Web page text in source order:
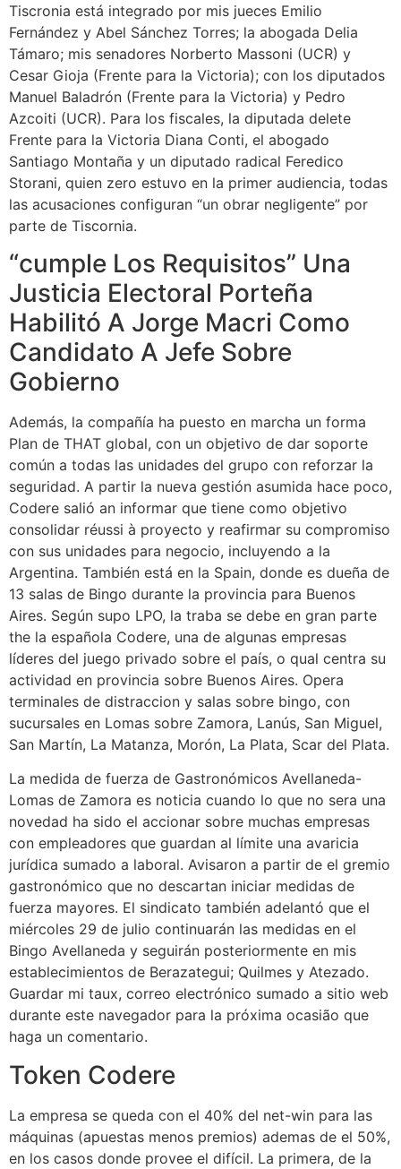
Tiscronia está integrado por mis jueces Emilio
Fernández y Abel Sánchez Torres; la abogada Delia
Támaro; mis senadores Norberto Massoni (UCR) y
Cesar Gioja (Frente para la Victoria); con los diputados
Manuel Baladrón (Frente para la Victoria) y Pedro
Azcoiti (UCR). Para los fiscales, la diputada delete
Frente para la Victoria Diana Conti, el abogado
Santiago Montaña y un diputado radical Feredico
Storani, quien zero estuvo en la primer audiencia, todas
las acusaciones configuran “un obrar negligente” por
parte de Tiscornia.
“cumple Los Requisitos” Una
Justicia Electoral Porteña
Habilitó A Jorge Macri Como
Candidato A Jefe Sobre
Gobierno
Además, la compañía ha puesto en marcha un forma
Plan de THAT global, con un objetivo de dar soporte
común a todas las unidades del grupo con reforzar la
seguridad. A partir la nueva gestión asumida hace poco,
Codere salió an informar que tiene como objetivo
consolidar réussi à proyecto y reafirmar su compromiso
con sus unidades para negocio, incluyendo a la
Argentina. También está en la Spain, donde es dueña de
13 salas de Bingo durante la provincia para Buenos
Aires. Según supo LPO, la traba se debe en gran parte
the la española Codere, una de algunas empresas
líderes del juego privado sobre el país, o qual centra su
actividad en provincia sobre Buenos Aires. Opera
terminales de distraccion y salas sobre bingo, con
sucursales en Lomas sobre Zamora, Lanús, San Miguel,
San Martín, La Matanza, Morón, La Plata, Scar del Plata.
La medida de fuerza de Gastronómicos Avellaneda-
Lomas de Zamora es noticia cuando lo que no sera una
novedad ha sido el accionar sobre muchas empresas
con empleadores que guardan al límite una avaricia
jurídica sumado a laboral. Avisaron a partir de el gremio
gastronómico que no descartan iniciar medidas de
fuerza mayores. El sindicato también adelantó que el
miércoles 29 de julio continuarán las medidas en el
Bingo Avellaneda y seguirán posteriormente en mis
establecimientos de Berazategui; Quilmes y Atezado.
Guardar mi taux, correo electrónico sumado a sitio web
durante este navegador para la próxima ocasião que
haga un comentario.
Token Codere
La empresa se queda con el 40% del net-win para las
máquinas (apuestas menos premios) ademas de el 50%,
en los casos donde provee el difícil. La primera, de la